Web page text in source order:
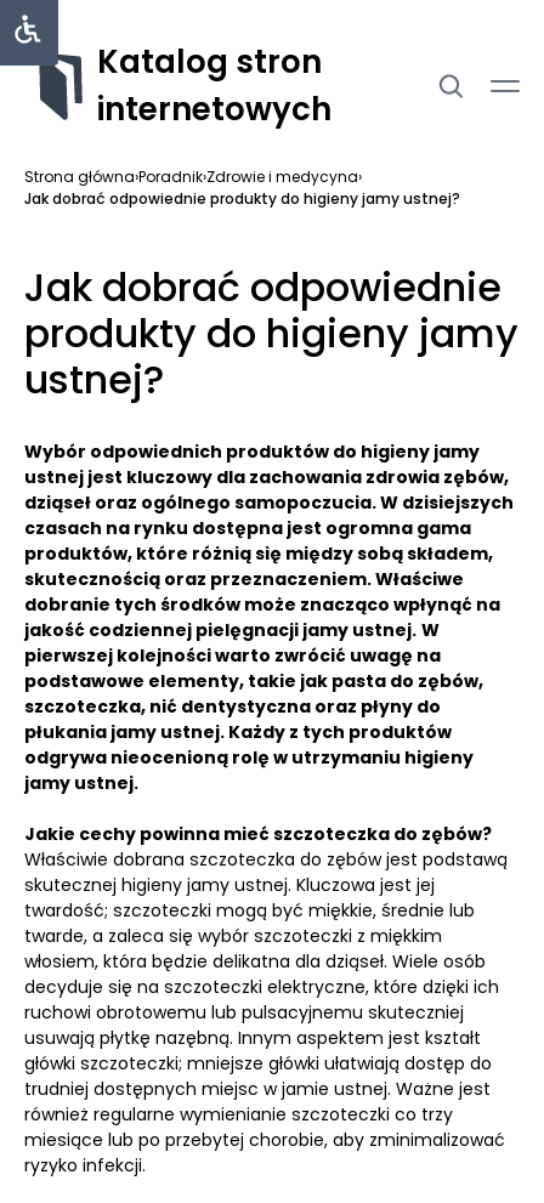
Katalog stron
internetowych
Strona główna›Poradnik›Zdrowie i medycyna›
Jak dobrać odpowiednie produkty do higieny jamy ustnej?
Jak dobrać odpowiednie
produkty do higieny jamy
ustnej?
Wybór odpowiednich produktów do higieny jamy
ustnej jest kluczowy dla zachowania zdrowia zębów,
dziąseł oraz ogólnego samopoczucia.W dzisiejszych
czasach na rynku dostępna jest ogromna gama
produktów, które różnią się między sobą składem,
skutecznością oraz przeznaczeniem.Właściwe
dobranie tych środków może znacząco wpłynąć na
jakość codziennej pielęgnacji jamy ustnej. W
pierwszej kolejności warto zwrócić uwagę na
podstawowe elementy, takie jak pasta do zębów,
szczoteczka, nić dentystyczna oraz płyny do
płukania jamy ustnej. Każdy z tych produktów
odgrywa nieocenioną rolę w utrzymaniu higieny
jamy ustnej.
Jakie cechy powinna mieć szczoteczka do zębów?
Właściwie dobrana szczoteczka do zębów jest podstawą
skutecznej higieny jamy ustnej. Kluczowa jest jej
twardość; szczoteczki mogą być miękkie, średnie lub
twarde, a zaleca się wybór szczoteczki z miękkim
włosiem, która będzie delikatna dla dziąseł. Wiele osób
decyduje się na szczoteczki elektryczne, które dzięki ich
ruchowi obrotowemu lub pulsacyjnemu skuteczniej
usuwają płytkę nazębną. Innym aspektem jest kształt
główki szczoteczki; mniejsze główki ułatwiają dostęp do
trudniej dostępnych miejsc w jamie ustnej. Ważne jest
również regularne wymienianie szczoteczki co trzy
miesiące lub po przebytej chorobie, aby zminimalizować
ryzyko infekcji.